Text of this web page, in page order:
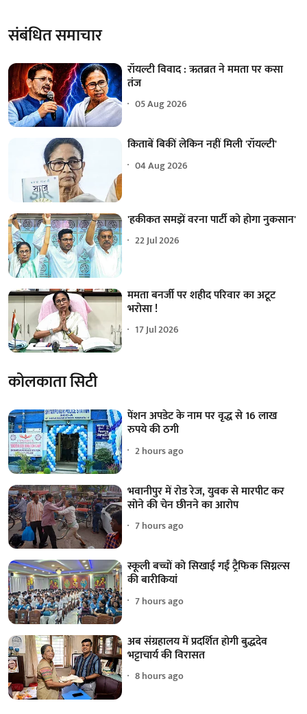
संबंधित समाचार
रॉयल्टी विवाद : ऋतब्रत ने ममता पर कसा
तंज
05 Aug 2026
किताबें बिकीं लेकिन नहीं मिली 'रॉयल्टी'
04 Aug 2026
'हकीकत समझें वरना पार्टी को होगा नुकसान'
22 Jul 2026
ममता बनर्जी पर शहीद परिवार का अटूट
भरोसा !
17 Jul 2026
कोलकाता सिटी
पेंशन अपडेट के नाम पर वृद्ध से 16 लाख
रुपये की ठगी
2 hours ago
भवानीपुर में रोड रेज, युवक से मारपीट कर
सोने की चेन छीनने का आरोप
7 hours ago
स्कूली बच्चों को सिखाई गईं ट्रैफिक सिग्नल्स
की बारीकियां
7 hours ago
अब संग्रहालय में प्रदर्शित होगी बुद्धदेव
भट्टाचार्य की विरासत
8 hours ago